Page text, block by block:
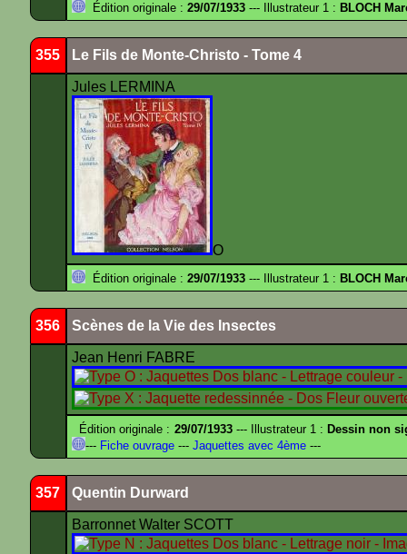
Édition originale : 29/07/1933 --- Illustrateur 1 : BLOCH
355 Le Fils de Monte-Christo - Tome 4
Jules LERMINA
O
Édition originale : 29/07/1933 --- Illustrateur 1 : BLOCH
356 Scènes de la Vie des Insectes
Jean Henri FABRE
Édition originale : 29/07/1933--- Illustrateur 1 : Dessin non
--- Fiche ouvrage --- Jaquettes avec 4ème ---
357 Quentin Durward
Barronnet Walter SCOTT